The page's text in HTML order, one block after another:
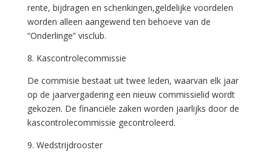
rente, bijdragen en schenkingen,geldelijke voordelen
worden alleen aangewend ten behoeve van de
“Onderlinge” visclub.
8. Kascontrolecommissie
De commisie bestaat uit twee leden, waarvan elk jaar
op de jaarvergadering een nieuw commissielid wordt
gekozen. De financiële zaken worden jaarlijks door de
kascontrolecommissie gecontroleerd.
9. Wedstrijdrooster